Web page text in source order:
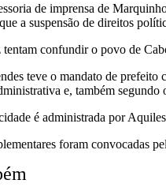
de imprensa de
a suspensão de direitos
tentam confundir o povo de
teve o mandato de
e, também segundo
é administrada por
foram convocadas